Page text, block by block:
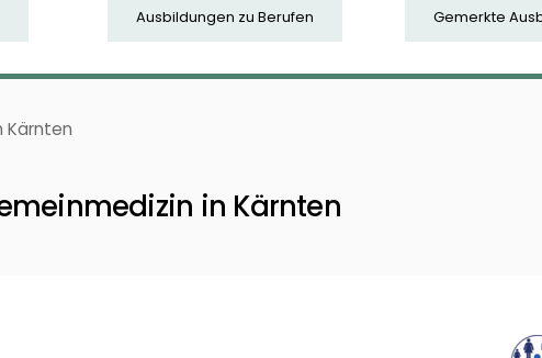
Ausbildungen zu Berufen Gemerkte
Kärnten
in Kärnten